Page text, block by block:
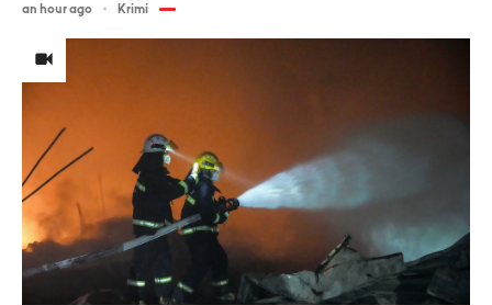
an hour ago Krimi